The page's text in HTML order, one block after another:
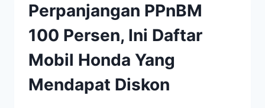
Perpanjangan PPnBM
100 Persen, Ini Daftar
Mobil Honda Yang
Mendapat Diskon